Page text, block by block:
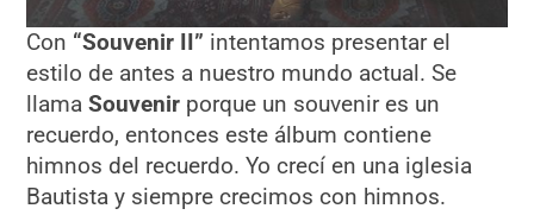
Con “Souvenir II” intentamos presentar el
estilo de antes a nuestro mundo actual. Se
llamaSouvenir porque un souvenir es un
recuerdo, entonces este álbum contiene
himnos del recuerdo. Yo crecí en una iglesia
Bautista y siempre crecimos con himnos.